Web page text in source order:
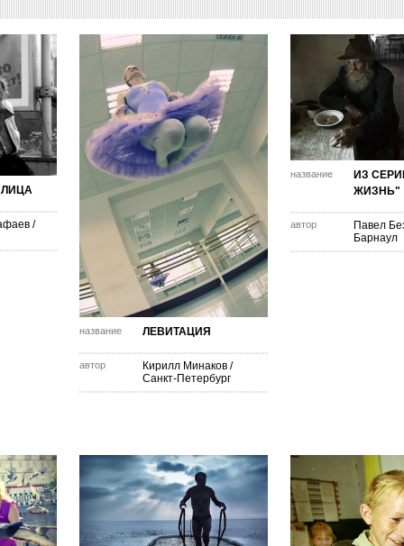
/
название ЛЕВИТАЦИЯ
автор Кирилл Минаков /
Санкт-Петербург
название
ИЗ
ЖИЗНЬ"
автор
Павел
Барнаул